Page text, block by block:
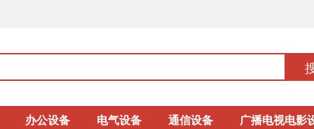
办公设备 电气设备 通信设备 广播电视电影